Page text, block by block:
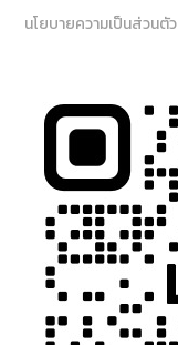
นโยบายความเป็นส่วนตัว